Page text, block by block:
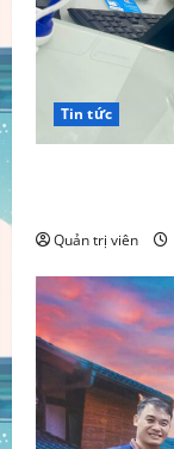
Tin tức
Quản trị viên